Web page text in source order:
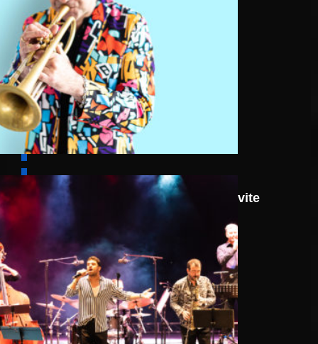
8 août
Walter Ricci